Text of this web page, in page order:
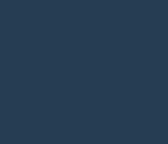
FacebookYouTube
w serwisie Instagram